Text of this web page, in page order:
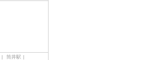
筒井駅